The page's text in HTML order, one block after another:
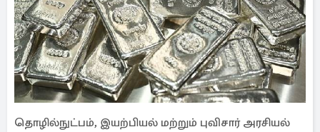
தொழில்நுட்பம், இயற்பியல் மற்றும் புவிசார் அரசியல்